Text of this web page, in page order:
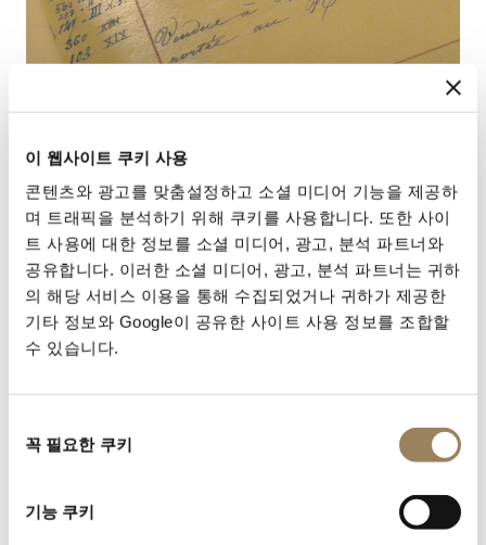
이 웹사이트 쿠키 사용
콘텐츠와 광고를 맞춤설정하고 소셜 미디어 기능을 제공하
며 트래픽을 분석하기 위해 쿠키를 사용합니다. 또한 사이
트 사용에 대한 정보를 소셜 미디어, 광고, 분석 파트너와
공유합니다. 이러한 소셜 미디어, 광고, 분석 파트너는 귀하
의 해당 서비스 이용을 통해 수집되었거나 귀하가 제공한
기타 정보와 Google이 공유한 사이트 사용 정보를 조합할
수 있습니다.
꼭 필요한 쿠키
기능 쿠키
속하여 사용 및 설정에 관한 기본 안내를 확인하십시오.
매뉴얼 찾기